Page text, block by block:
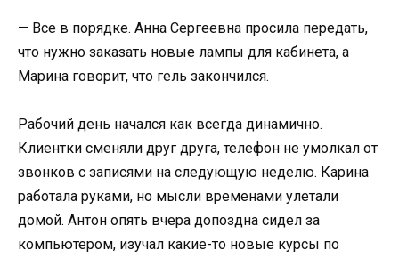
— Все в порядке. Анна Сергеевна просила передать,
что нужно заказать новые лампы для кабинета, а
Марина говорит, что гель закончился.
Рабочий день начался как всегда динамично.
Клиентки сменяли друг друга, телефон не умолкал от
звонков с записями на следующую неделю. Карина
работала руками, но мысли временами улетали
домой. Антон опять вчера допоздна сидел за
компьютером, изучал какие-то новые курсы по